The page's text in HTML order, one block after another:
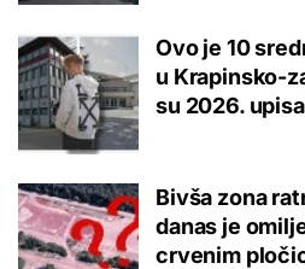
Ovo je 10
u Krapinsko-
su 2026.
Bivša zona
danas je
crvenim